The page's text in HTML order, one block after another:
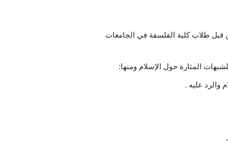
قبل طلاب كلية الفلسفة في الجامعات
والرد عليه .